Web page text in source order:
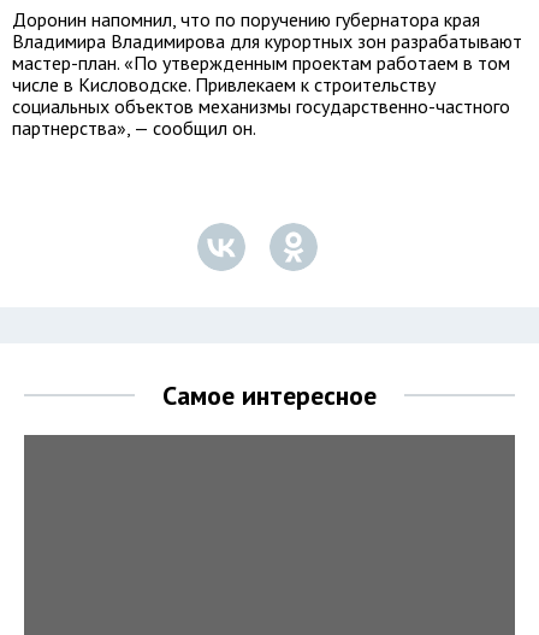
Доронин напомнил, что по поручению губернатора края
Владимира Владимирова для курортных зон разрабатывают
мастер-план. «По утвержденным проектам работаем в том
числе в Кисловодске. Привлекаем к строительству
социальных объектов механизмы государственно-частного
партнерства», — сообщил он.
Самое интересное